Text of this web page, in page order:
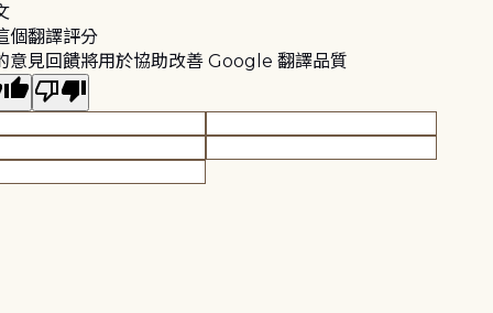
個翻譯評分
意見回饋將用於協助改善 Google 翻譯品質